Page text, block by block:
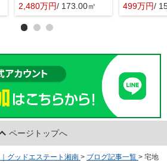
2,480万円/ 173.00㎡
499万円/
ページトップへ
グッドエステート湘南 > ブログ記事一覧 > 宅地